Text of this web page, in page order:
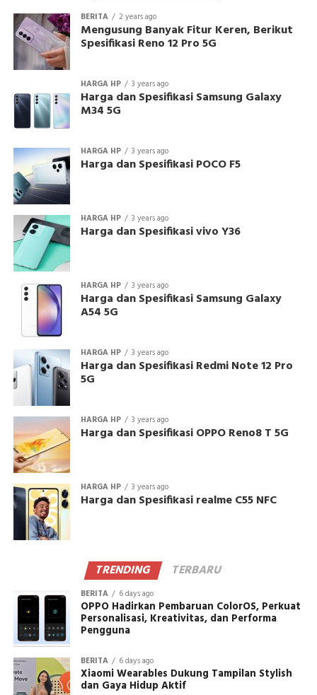
BERITA 2 years ago
Mengusung Banyak Fitur Keren, Berikut
Spesifikasi Reno 12 Pro 5G
HARGA HP 3 years ago
Harga dan Spesifikasi Samsung Galaxy
M34 5G
HARGA HP 3 years ago
Harga dan Spesifikasi POCO F5
HARGA HP 3 years ago
Harga dan Spesifikasi vivo Y36
HARGA HP 3 years ago
Harga dan Spesifikasi Samsung Galaxy
A54 5G
HARGA HP 3 years ago
Harga dan Spesifikasi Redmi Note 12 Pro
5G
HARGA HP 3 years ago
Harga dan Spesifikasi OPPO Reno8 T 5G
HARGA HP 3 years ago
Harga dan Spesifikasi realme C55 NFC
TRENDING TERBARU
BERITA 6 days ago
OPPO Hadirkan Pembaruan ColorOS, Perkuat
Personalisasi, Kreativitas, dan Performa
Pengguna
BERITA 6 days ago
Xiaomi Wearables Dukung Tampilan Stylish
dan Gaya Hidup Aktif